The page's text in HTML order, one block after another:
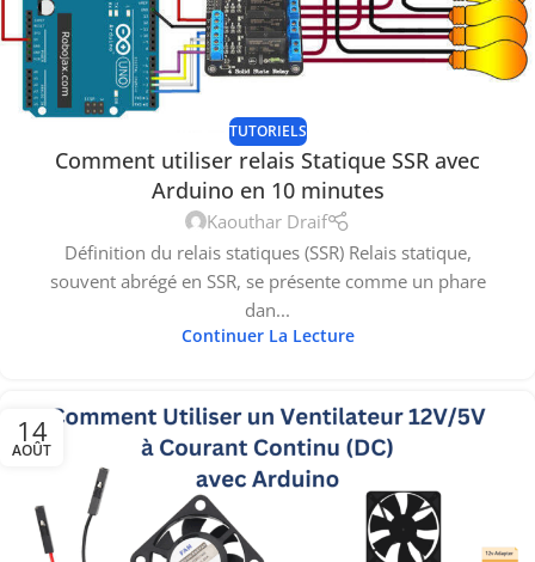
TUTORIELS
Comment utiliser relais Statique SSR avec
Arduino en 10 minutes
Kaouthar Draif
Définition du relais statiques (SSR) Relais statique,
souvent abrégé en SSR, se présente comme un phare
dan...
Continuer La Lecture
14
AOÛT